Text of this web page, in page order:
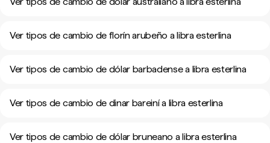
Ver tipos de cambio de florín arubeño a libra esterlina
Ver tipos de cambio de dólar barbadense a libra esterlina
Ver tipos de cambio de dinar bareiní a libra esterlina
Ver tipos de cambio de dólar bruneano a libra esterlina